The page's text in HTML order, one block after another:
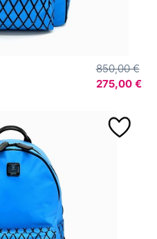
850,00 €
275,00 €